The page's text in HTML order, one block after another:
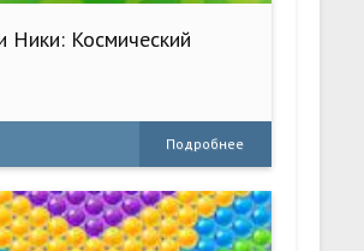
Ники: Космический
Подробнее